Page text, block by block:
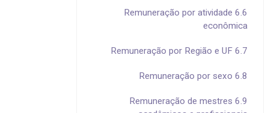
6.6 Remuneração por atividade
econômica
6.7 Remuneração por Região e UF
6.8 Remuneração por sexo
6.9 Remuneração de mestres